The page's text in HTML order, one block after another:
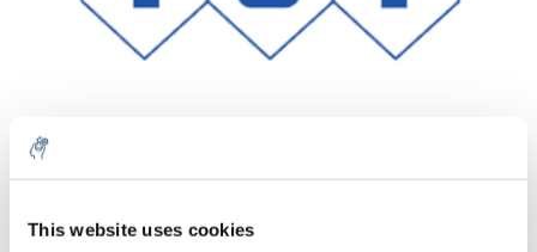
This website uses cookies
Aantal Product